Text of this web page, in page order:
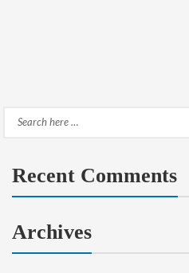
Search
Recent Comments
Archives